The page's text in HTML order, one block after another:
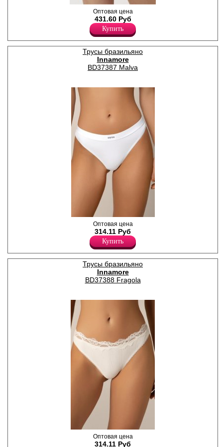
Трусики бразилиана женские
из модала и хлопка с
добавлением эластана,
повышающий прочность и
качество одежды, создавая
идеальное облегание
фигуры. Имеют среднюю
посадку, мягкую и
эластичную тонкую резинку
время носки. Гигиеничная
хлопковая ластовица
позволяет избежать трения
и раздражения кожи.
Отлично пропускают воздух
и быстро впитывают влагу,
сохраняя ощущение
свежести на протяжении
всего дня. Тактильно
приятные на ощупь
подходят даже для самой
чувствительной кожи.
Комфортная повседневная
Хлопок 45%
Модал 45%
Эластан 10%
Оптовая цена
431.60 Руб
Купить
Трусы бразильяно
Innamore
BD37387 Malva
Трусики бразилиана женские
со средней линией талии, из
высококачественного хлопка
с добавлением эластана,
повышающий прочность и
качество одежды, создавая
идеальное облегание
фигуры. Гигиеничная
хлопковая ластовица
Удобная и комфортная
модель для повседневного и
спортивного белья.
Хлопок 95%
Эластан 5%
Оптовая цена
314.11 Руб
Купить
Трусы бразильяно
Innamore
BD37388 Fragola
Трусики бразилиана женские
однотонные, из деликатного
Оптовая цена
314.11 Руб